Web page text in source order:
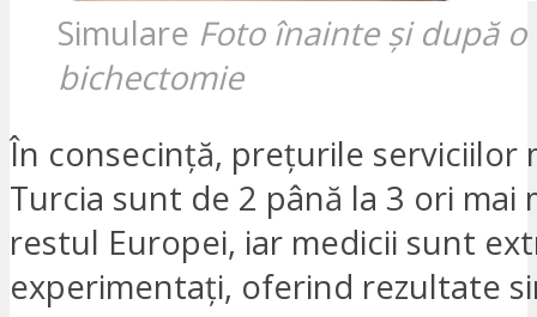
Simulare Foto înainte și după o
bichectomie
În consecință, prețurile serviciilor
Turcia sunt de 2 până la 3 ori mai
restul Europei, iar medicii sunt
experimentați, oferind rezultate